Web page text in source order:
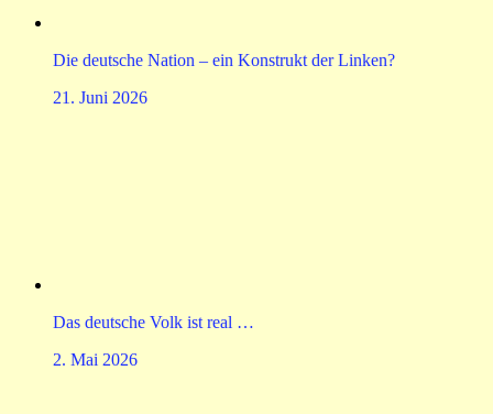
Die deutsche Nation – ein Konstrukt der Linken?
21. Juni 2026
Das deutsche Volk ist real …
2. Mai 2026